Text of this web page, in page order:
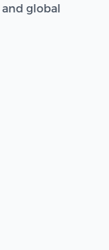
and global